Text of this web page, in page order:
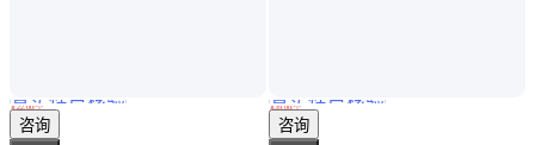
ZSTWB33.7/120高速水雾喷头 DN20带万向接头水雾喷嘴
真实性已核验
￥22.00/个
上海
咨询
朗祺园艺家用浇花喷头洗车水枪花洒浇水喷枪水管软管喷水喷雾器
真实性已核验
￥39.00/个
浙江杭州
咨询